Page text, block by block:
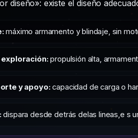
diseño»: existe el diseño
máximo armamento y blindaje, sin
propulsión alta,
y apoyo: capacidad de carga o
dispara desde detrás delas lineas,e s